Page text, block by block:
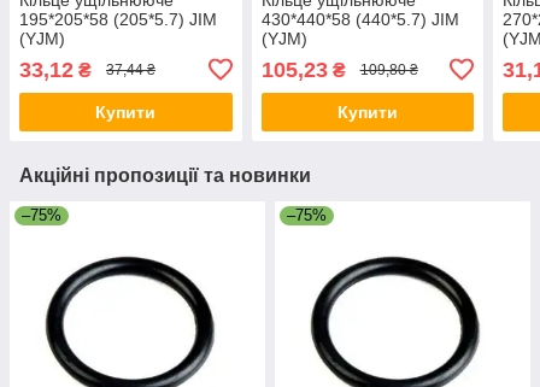
195*205*58 (205*5.7) JIM
(YJM)
33,12 ₴ 37,44 ₴
Купити
430*440*58 (440*5.7) JIM
(YJM)
105,23₴ 109,80 ₴
Купити
Акційні пропозиції та новинки
–75% –75%